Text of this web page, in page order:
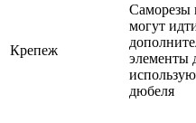
Крепеж
Саморезы
могут
элементы
дюбеля